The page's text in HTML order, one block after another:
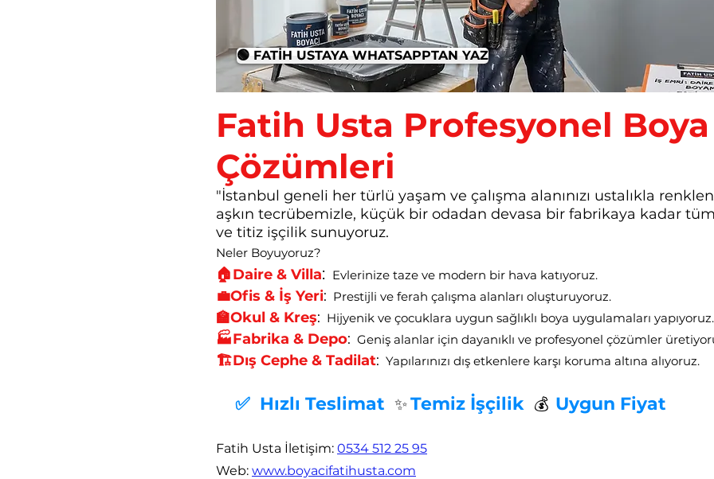
🟢 FATİH USTAYA WHATSAPPTAN YAZ
Fatih Usta Profesyonel
Çözümleri
"İstanbul geneli her türlü yaşam ve çalışma alanınızı ustalıkla
aşkın tecrübemizle, küçük bir odadan devasa bir fabrikaya kadar
ve titiz işçilik sunuyoruz.
Neler Boyuyoruz?
🏠Daire & Villa: Evlerinize taze ve modern bir hava katıyoruz.
💼Ofis & İş Yeri: Prestijli ve ferah çalışma alanları oluşturuyoruz.
🏫Okul & Kreş: Hijyenik ve çocuklara uygun sağlıklı boya uygulamaları yapıyoruz.
🏭Fabrika & Depo: Geniş alanlar için dayanıklı ve profesyonel çözümler
🏗️Dış Cephe & Tadilat: Yapılarınızı dış etkenlere karşı koruma altına alıyoruz.
✅ Hızlı Teslimat ✨Temiz İşçilik 💰 Uygun Fiyat
Fatih Usta İletişim: 0534 512 25 95
Web: www.boyacifatihusta.com